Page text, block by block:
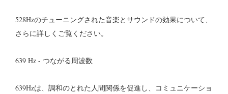
528Hzのチューニングされた音楽とサウンドの効果について、
さらに詳しくご覧ください。
639 Hz - つながる周波数
639Hzは、調和のとれた人間関係を促進し、コミュニケーショ